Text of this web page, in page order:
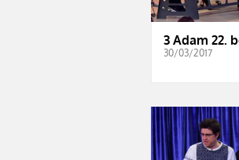
3 Adam 22.
30/03/2017